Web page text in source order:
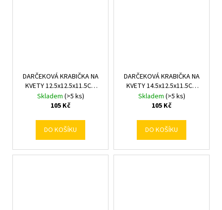
DARČEKOVÁ KRABIČKA NA
KVETY 12.5x12.5x11.5CM
MIX F
Skladem (>5 ks)
105 Kč
DO KOŠÍKU
DARČEKOVÁ KRABIČKA NA
KVETY 14.5x12.5x11.5CM
MIX F
Skladem (>5 ks)
105 Kč
DO KOŠÍKU